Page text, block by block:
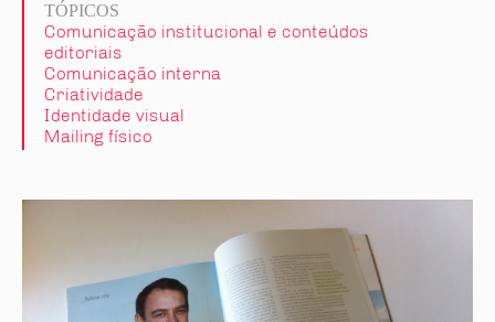
TÓPICOS
Comunicação institucional e conteúdos
editoriais
Comunicação interna
Criatividade
Identidade visual
Mailing físico